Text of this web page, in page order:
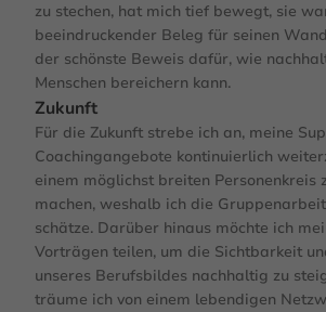
zu stechen, hat mich tief bewegt, sie
beeindruckender Beleg für seinen
der schönste Beweis dafür, wie
Menschen bereichern kann.
Zukunft
Für die Zukunft strebe ich an, meine
Coachingangebote kontinuierlich
einem möglichst breiten Personenkreis
machen, weshalb ich die
schätze. Darüber hinaus möchte ich
Vorträgen teilen, um die Sichtbarkeit
unseres Berufsbildes nachhaltig zu
träume ich von einem lebendigen